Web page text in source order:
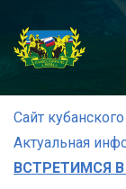
Сайт
Актуальная
ВСТРЕТИМСЯ